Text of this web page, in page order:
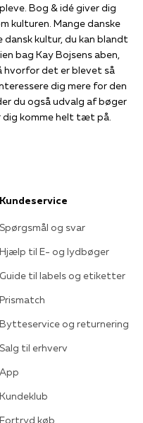
Bog & idé giver dig
kulturen. Mange danske
kultur, du kan blandt
bag Kay Bojsens aben,
hvorfor det er blevet så
dig mere for den
du også udvalg af bøger
dig komme helt tæt på.
Kundeservice
Spørgsmål og svar
Hjælp til E- og lydbøger
Guide til labels og etiketter
Prismatch
Bytteservice og returnering
Salg til erhverv
App
Kundeklub
Fortryd køb